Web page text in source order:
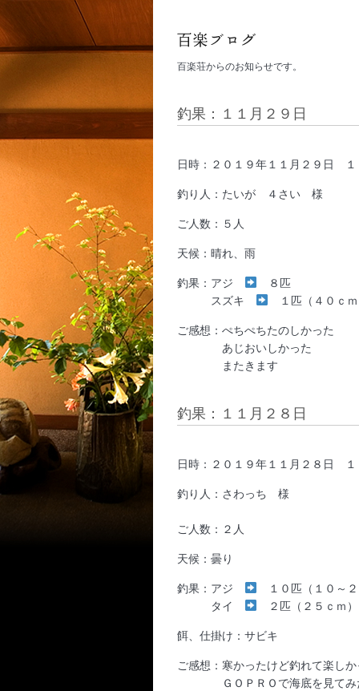
百楽荘からのお知らせです。
釣果：１１月２９日
日時：２０１９年１１月２９日 １
釣り人：たいが ４さい 様
ご人数：５人
天候：晴れ、雨
釣果：アジ
８匹
スズキ
１匹（４０ｃ
ご感想：ぺちぺちたのしかった
あじおいしかった
またきます
釣果：１１月２８日
日時：２０１９年１１月２８日 １
釣り人：さわっち 様
ご人数：２人
天候：曇り
釣果：アジ
１０匹（１０～
タイ
２匹（２５ｃｍ）
餌、仕掛け：サビキ
ご感想：寒かったけど釣れて楽
ＧＯＰＲＯで海底を見てみた